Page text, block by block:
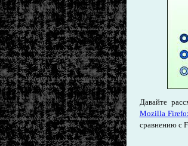
Давайте
Mozilla
сравнению с